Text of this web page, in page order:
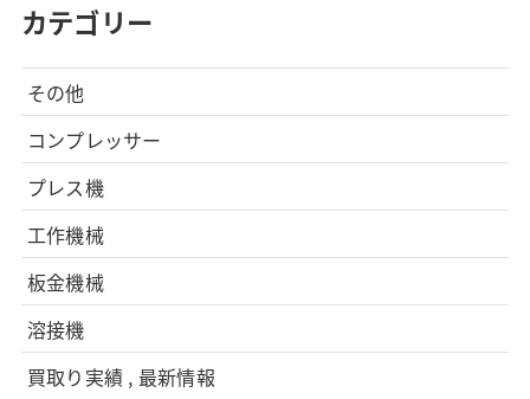
カテゴリー
その他
コンプレッサー
プレス機
工作機械
板金機械
溶接機
買取り実績 , 最新情報